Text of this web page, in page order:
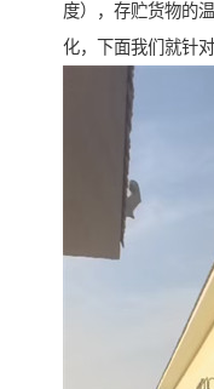
度），存贮货物的
化，下面我们就针